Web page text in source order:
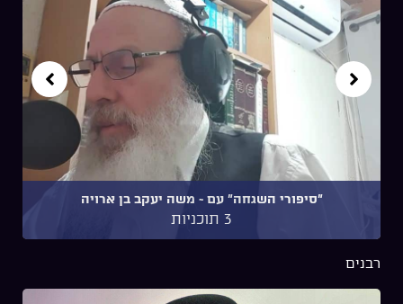
"סיפורי השגחה" עם ~ משה יעקב בן ארויה
3 תוכניות
רבנים